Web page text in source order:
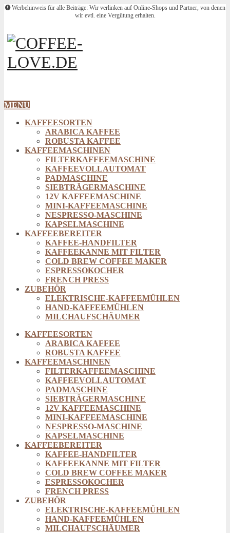
Werbehinweis für alle Beiträge: Wir verlinken auf Online-Shops und Partner, von denen
wir evtl. eine Vergütung erhalten.
MENU
KAFFEESORTEN
ARABICA KAFFEE
ROBUSTA KAFFEE
KAFFEEMASCHINEN
FILTERKAFFEEMASCHINE
KAFFEEVOLLAUTOMAT
PADMASCHINE
SIEBTRÄGERMASCHINE
12V KAFFEEMASCHINE
MINI-KAFFEEMASCHINE
NESPRESSO-MASCHINE
KAPSELMASCHINE
KAFFEEBEREITER
KAFFEE-HANDFILTER
KAFFEEKANNE MIT FILTER
COLD BREW COFFEE MAKER
ESPRESSOKOCHER
FRENCH PRESS
ZUBEHÖR
ELEKTRISCHE-KAFFEEMÜHLEN
HAND-KAFFEEMÜHLEN
MILCHAUFSCHÄUMER
KAFFEESORTEN
ARABICA KAFFEE
ROBUSTA KAFFEE
KAFFEEMASCHINEN
FILTERKAFFEEMASCHINE
KAFFEEVOLLAUTOMAT
PADMASCHINE
SIEBTRÄGERMASCHINE
12V KAFFEEMASCHINE
MINI-KAFFEEMASCHINE
NESPRESSO-MASCHINE
KAPSELMASCHINE
KAFFEEBEREITER
KAFFEE-HANDFILTER
KAFFEEKANNE MIT FILTER
COLD BREW COFFEE MAKER
ESPRESSOKOCHER
FRENCH PRESS
ZUBEHÖR
ELEKTRISCHE-KAFFEEMÜHLEN
HAND-KAFFEEMÜHLEN
MILCHAUFSCHÄUMER